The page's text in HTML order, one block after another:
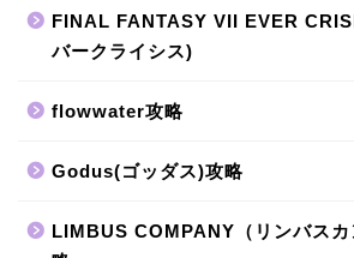
FINAL FANTASY VII EVER
バークライシス)
flowwater攻略
Godus(ゴッダス)攻略
LIMBUS COMPANY（リンバスカ